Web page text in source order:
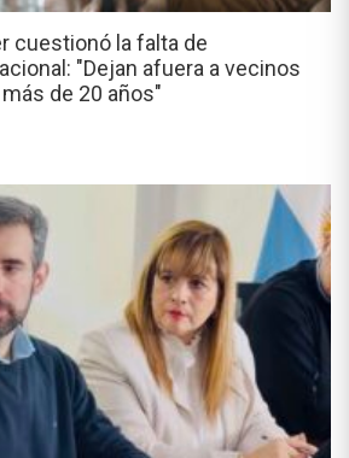
cuestionó la falta de
"Dejan afuera a vecinos
de 20 años"